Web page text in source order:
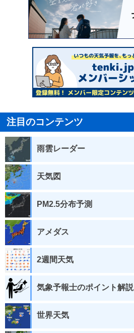
注目のコンテンツ
雨雲レーダー
天気図
PM2.5分布予測
アメダス
2週間天気
気象予報士のポイント解説
世界天気